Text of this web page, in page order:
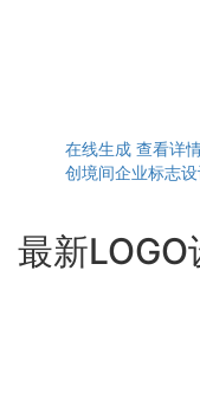
在线生成 查看详
创境间企业标志
最新LOGO